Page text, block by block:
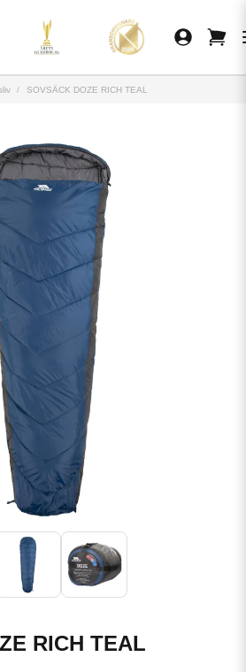
SOVSÄCK DOZE RICH TEAL
RICH TEAL